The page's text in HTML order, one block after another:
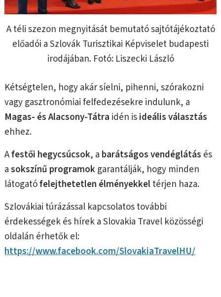
A téli szezon megnyitását bemutató sajtótájékoztató
előadói a Szlovák Turisztikai Képviselet budapesti
irodájában. Fotó: Liszecki László
Kétségtelen, hogy akár síelni, pihenni, szórakozni
vagy gasztronómiai felfedezésekre indulunk, a
Magas- és Alacsony-Tátra idén isideális választás
ehhez.
Afestői hegycsúcsok, a barátságos vendéglátás és
asokszínű programokgarantálják, hogy minden
látogatófelejthetetlen élményekkeltérjen haza.
Szlovákiai túrázással kapcsolatos további
érdekességek és hírek a Slovakia Travel közösségi
oldalán érhetők el:
https://www.facebook.com/SlovakiaTravelHU/